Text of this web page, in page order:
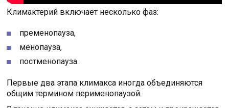
Климактерий включает несколько фаз:
пременопауза,
менопауза,
постменопауза.
Первые два этапа климакса иногда объединяются
общим термином перименопаузой.